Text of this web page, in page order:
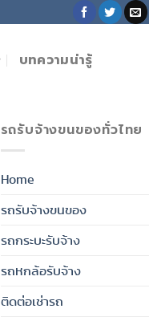
บทความน่ารู้
รถรับจ้างขนของทั่วไทย
Home
รถรับจ้างขนของ
รถกระบะรับจ้าง
รถหกล้อรับจ้าง
ติดต่อเช่ารถ